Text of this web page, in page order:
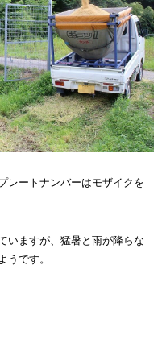
レートナンバーはモザイクを
いますが、猛暑と雨が降らな
うです。